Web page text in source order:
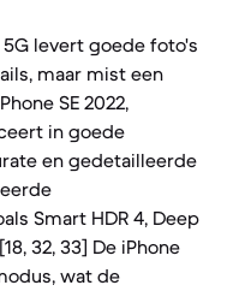
5G levert goede foto's
maar mist een
SE 2022,
in goede
en gedetailleerde
Smart HDR 4, Deep
32, 33] De iPhone
wat de